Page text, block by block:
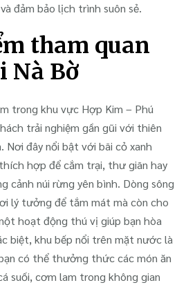
đảm bảo lịch trình suôn sẻ.
tham quan
Nà Bờ
trong khu vực Hợp Kim – Phú
trải nghiệm gần gũi với thiên
Nơi đây nổi bật với bãi cỏ xanh
hợp để cắm trại, thư giãn hay
cảnh núi rừng yên bình. Dòng sông
lý tưởng để tắm mát mà còn cho
hoạt động thú vị giúp bạn hòa
biệt, khu bếp nổi trên mặt nước là
có thể thưởng thức các món ăn
suối, cơm lam trong không gian